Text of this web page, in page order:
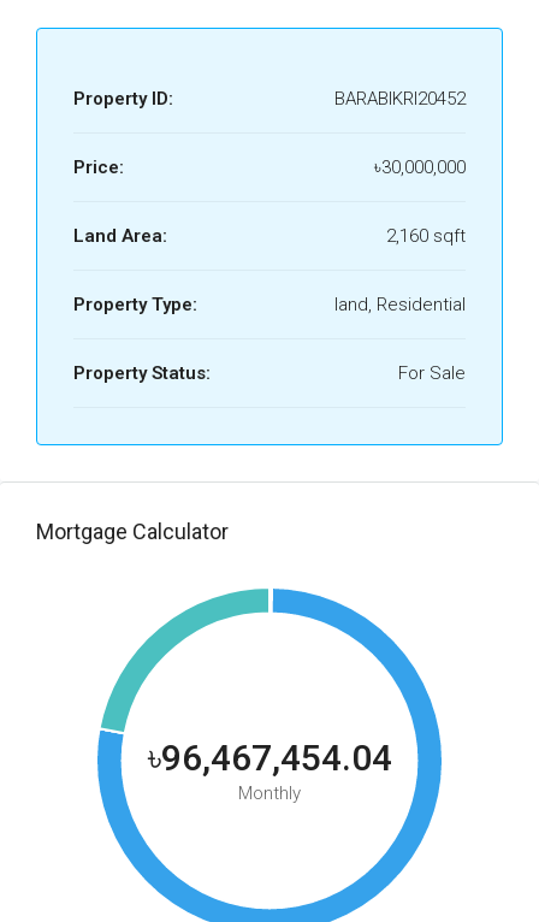
Property ID: BARABIKRI20452
Price: ৳30,000,000
Land Area: 2,160 sqft
Property Type: land, Residential
Property Status: For Sale
Mortgage Calculator
৳96,467,454.04
Monthly